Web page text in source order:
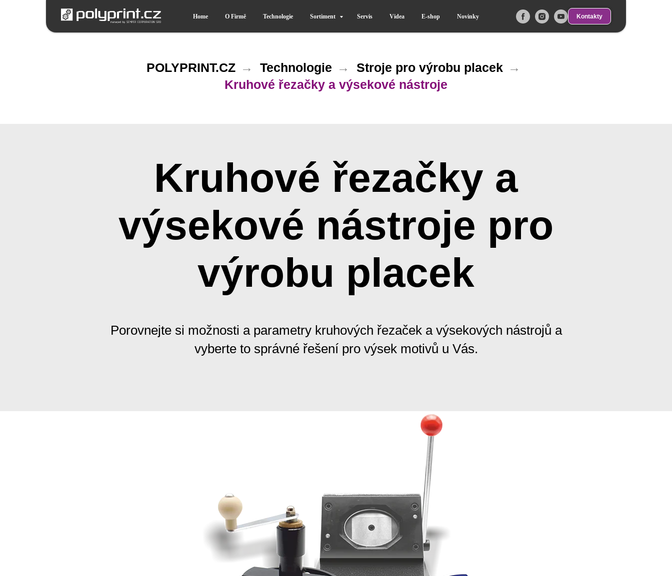
Home O Firmě Technologie Sortiment Servis Videa E-shop Novinky Kontakty
POLYPRINT.CZ → Technologie → Stroje pro výrobu placek →
Kruhové řezačky a výsekové nástroje
Kruhové řezačky a
výsekové nástroje pro
výrobu placek
Porovnejte si možnosti a parametry kruhových řezaček a výsekových nástrojů a
vyberte to správné řešení pro výsek motivů u Vás.